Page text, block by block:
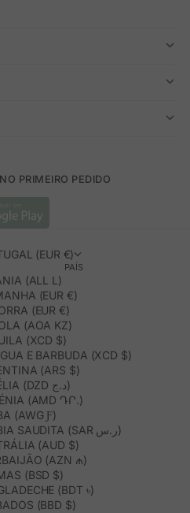
PRIMEIRO PEDIDO
(EUR €)
PAÍS
(ALL L)
(EUR €)
(EUR €)
(AOA KZ)
(XCD $)
E BARBUDA (XCD $)
(ARS $)
ARGÉLIA (DZD د.ج)
(AMD ԴՐ.)
(AWG Ƒ)
ARÁBIA SAUDITA (SAR ر.س)
(AUD $)
(AZN ₼)
(BSD $)
(BDT ৳)
(BBD $)